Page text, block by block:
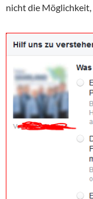
nicht die Möglichkeit,